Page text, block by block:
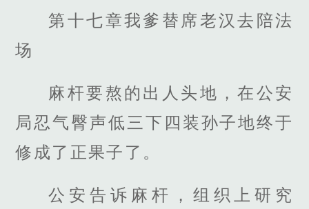
第十七章我爹替席老汉去陪法
场
麻杆要熬的出人头地，在公安
局忍气臀声低三下四装孙子地终于
修成了正果子了。
公安告诉麻杆，组织上研究